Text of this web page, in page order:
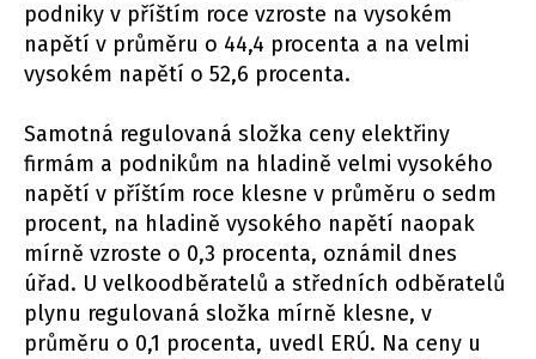
podniky v příštím roce vzroste na vysokém
napětí v průměru o 44,4 procenta a na velmi
vysokém napětí o 52,6 procenta.
Samotná regulovaná složka ceny elektřiny
firmám a podnikům na hladině velmi vysokého
napětí v příštím roce klesne v průměru o sedm
procent, na hladině vysokého napětí naopak
mírně vzroste o 0,3 procenta, oznámil dnes
úřad. U velkoodběratelů a středních odběratelů
plynu regulovaná složka mírně klesne, v
průměru o 0,1 procenta, uvedl ERÚ. Na ceny u